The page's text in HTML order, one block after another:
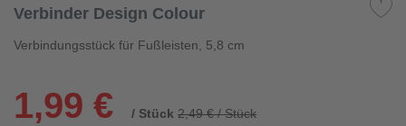
Verbinder Design Colour
Verbindungsstück für Fußleisten, 5,8 cm
1,99 € / Stück 2,49 € / Stück